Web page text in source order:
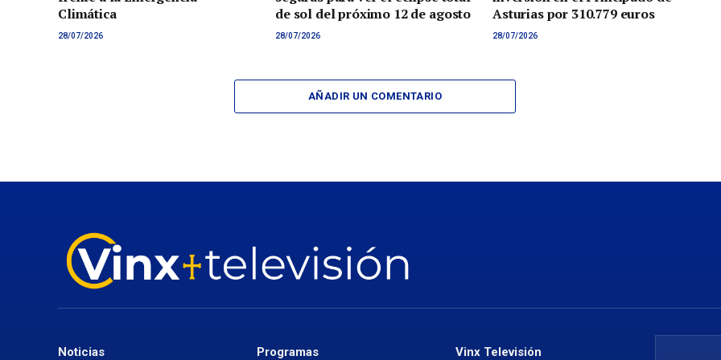
Climática
28/07/2026
de sol del próximo 12 de agosto
28/07/2026
Asturias por 310.779 euros
28/07/2026
AÑADIR UN COMENTARIO
Noticias Programas Vinx Televisión